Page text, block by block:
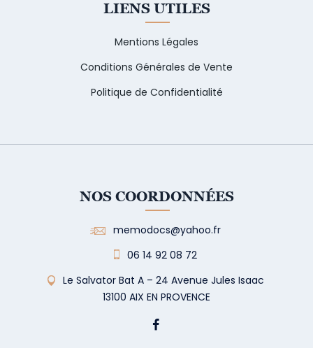
LIENS UTILES
Mentions Légales
Conditions Générales de Vente
Politique de Confidentialité
NOS COORDONNÉES
memodocs@yahoo.fr
06 14 92 08 72
Le Salvator Bat A – 24 Avenue Jules Isaac
13100 AIX EN PROVENCE